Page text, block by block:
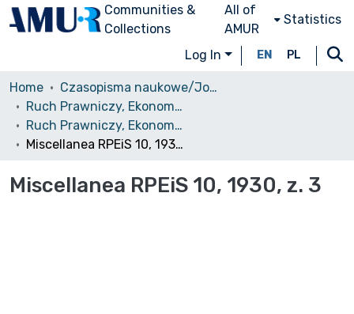
Communities &
Collections
All of
AMUR
Statistics
Log In EN PL
Home
Czasopisma naukowe/Journals
Ruch Prawniczy, Ekonomiczny i Socjologiczny
Ruch Prawniczy, Ekonomiczny i Socjologiczny, 1930, nr 3
Miscellanea RPEiS 10, 1930, z. 3
Miscellanea RPEiS 10, 1930, z. 3